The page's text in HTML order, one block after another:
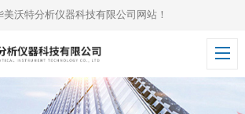
沃特分析仪器科技有限公司网站！